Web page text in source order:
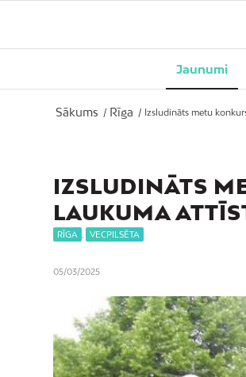
Jaunumi
Sākums / Rīga / Izsludināts metu
IZSLUDINĀTS
LAUKUMA
RĪGA VECPILSĒTA
05/03/2025